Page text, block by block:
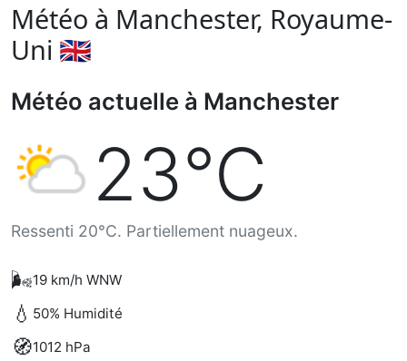
Météo à Manchester, Royaume-
Uni 🇬🇧
Météo actuelle à Manchester
23°C
Ressenti 20°C. Partiellement nuageux.
🌬️19 km/h WNW
💧 50% Humidité
🧭1012 hPa